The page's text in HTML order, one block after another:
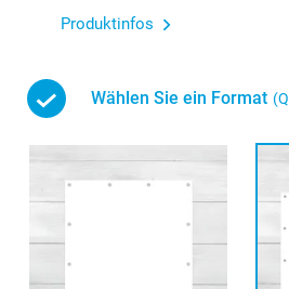
Produktinfos
Wählen Sie ein Format